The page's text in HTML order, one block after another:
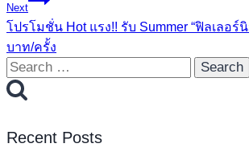
Next
โปรโมชั่น Hot แรง!! รับ Summer “ฟิลเลอร์
บาท/ครั้ง
Search
for:
Recent Posts